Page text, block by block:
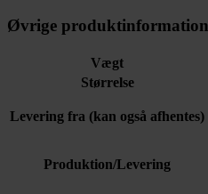
Øvrige
Vægt
Størrelse
Levering fra (kan også afhentes)
Produktion/Levering